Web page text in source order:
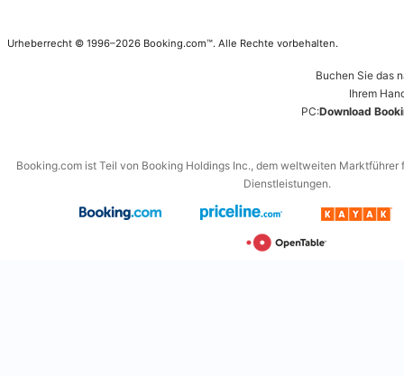
Urheberrecht © 1996–2026 Booking.com™. Alle Rechte vorbehalten.
Buchen Sie das
Ihrem
PC:Download
Booking.com ist Teil von Booking Holdings Inc., dem weltweiten
Dienstleistungen.